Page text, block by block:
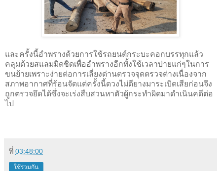
และครั้งนี้อำพรางด้วยการใช้รถยนต์กระบะคอกบรรทุกแล้ว
คลุมด้วยสแลมมิดชิดเพื่ออำพรางอีกทั้งใช้เวลาบ่ายแก่ๆในการ
ขนย้ายเพราะง่ายต่อการเลี่ยงด่านตรวจจุดตรวจต่างเนื่องจาก
สภาพอากาศที่ร้อนจัดแต่ครั้งนี้ดวงไม่ดียางมาระเบิดเสียก่อนจึง
ถูกตรวจยึดได้ซึ่งจะเร่งสืบสวนหาตัวผู้กระทำผิดมาดำเนินคดีต่อ
ไป
ที่ 03:48:00
ใช้ร่วมกัน